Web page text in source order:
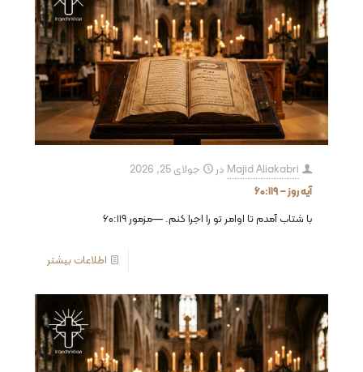
Majid Aliakabri در
جولای 25, 2026
آیه روز – ۶۰:۱۱۹
با شتاب آمدم تا اوامر تو را اجرا كنم. —مزمور ۶۰:۱۱۹
اطلاعات بیشتر